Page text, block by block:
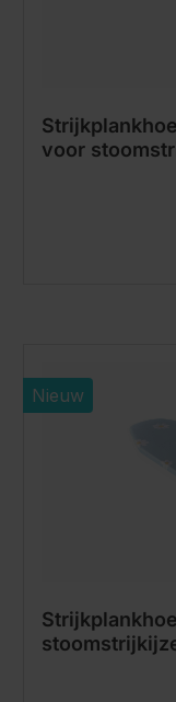
voor
Nieuw